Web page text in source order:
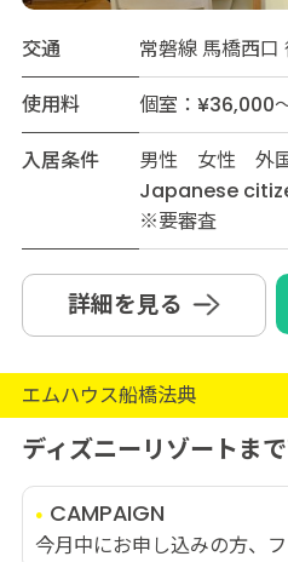
交通
常磐線 馬橋西口
使用料
個室：¥36,000
入居条件
男性 女性 外
Japanese
※要審査
詳細を見る
エムハウス船橋法典
ディズニーリゾートま
CAMPAIGN
今月中にお申し込みの方、